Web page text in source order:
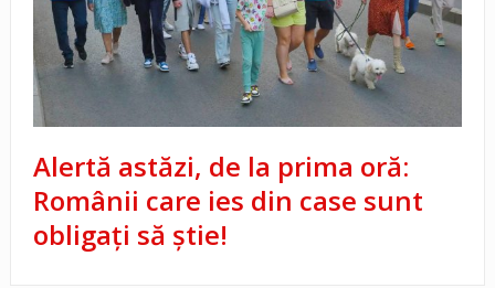
Alertă astăzi, de la prima oră:
Românii care ies din case sunt
obligați să știe!